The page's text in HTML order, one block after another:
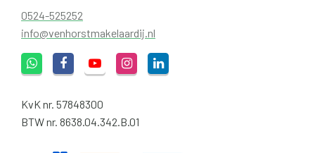
0524-525252
info@venhorstmakelaardij.nl
KvK nr. 57848300
BTW nr. 8638.04.342.B.01